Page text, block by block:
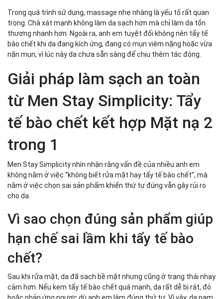
Trong quá trình sử dụng, massage nhẹ nhàng là yếu tố rất quan
trọng. Chà xát mạnh không làm da sạch hơn mà chỉ làm da tổn
thương nhanh hơn. Ngoài ra, anh em tuyệt đối không nên tẩy tế
bào chết khi da đang kích ứng, đang có mụn viêm nặng hoặc vừa
nặn mụn, vì lúc này da chưa sẵn sàng để chịu thêm tác động.
Giải pháp làm sạch an toàn
từ Men Stay Simplicity: Tẩy
tế bào chết kết hợp Mặt nạ 2
trong 1
Men Stay Simplicity nhìn nhận rằng vấn đề của nhiều anh em
không nằm ở việc “không biết rửa mặt hay tẩy tế bào chết”, mà
nằm ở việc chọn sai sản phẩm khiến thứ tự đúng vẫn gây rủi ro
cho da.
Vì sao chọn đúng sản phẩm giúp
hạn chế sai lầm khi tẩy tế bào
chết?
Sau khi rửa mặt, da đã sạch bề mặt nhưng cũng ở trạng thái nhạy
cảm hơn. Nếu kem tẩy tế bào chết quá mạnh, da rất dễ bị rát, đỏ